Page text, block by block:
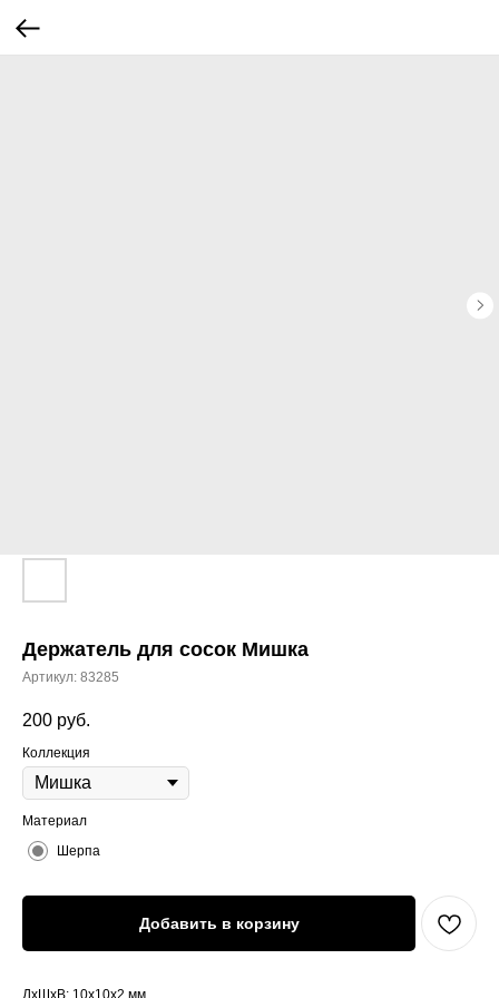
Держатель для сосок Мишка
Артикул: 83285
200 руб.
Коллекция
Материал
Шерпа
Добавить в корзину